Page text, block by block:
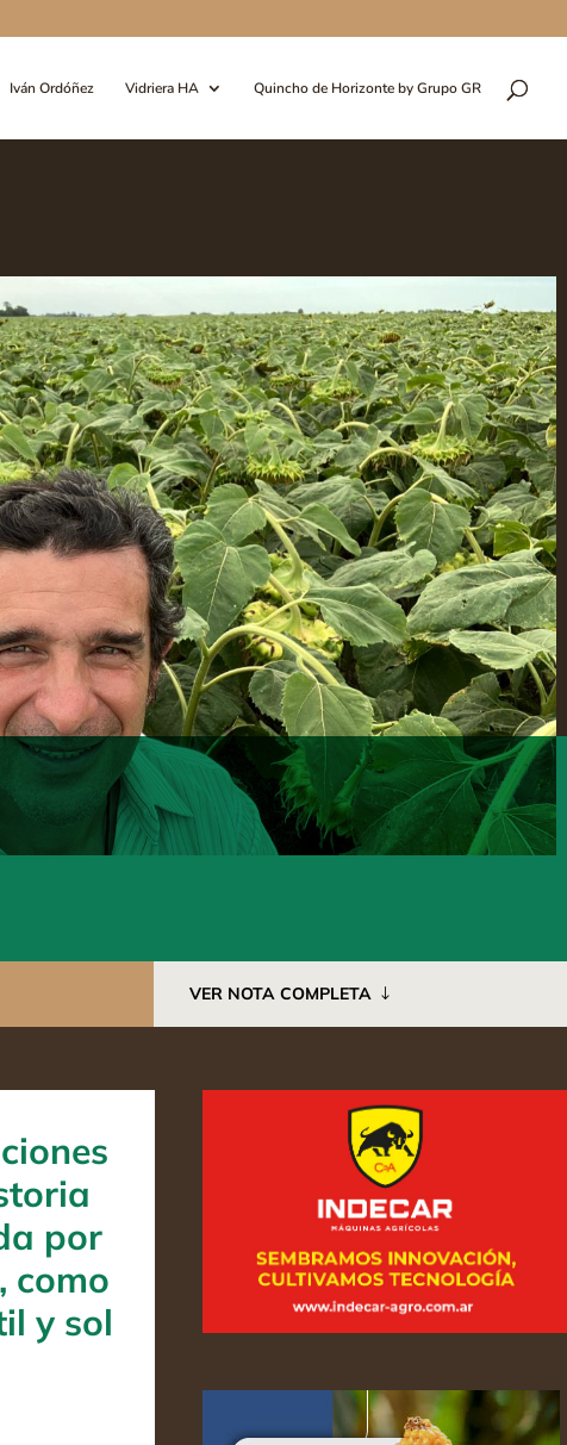
Iván Ordóñez Vidriera HA Quincho de Horizonte by Grupo GR
VER NOTA COMPLETA
por
como
y sol